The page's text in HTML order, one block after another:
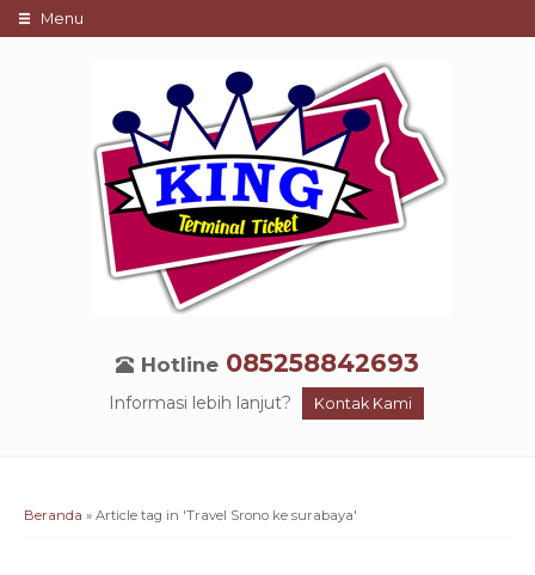
Menu
Hotline 085258842693
Informasi lebih lanjut? Kontak Kami
Beranda » Article tag in 'Travel Srono ke surabaya'